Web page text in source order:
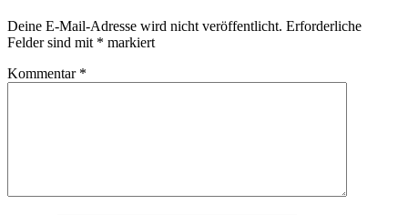
Deine E-Mail-Adresse wird nicht veröffentlicht. Erforderliche
Felder sind mit * markiert
Kommentar *